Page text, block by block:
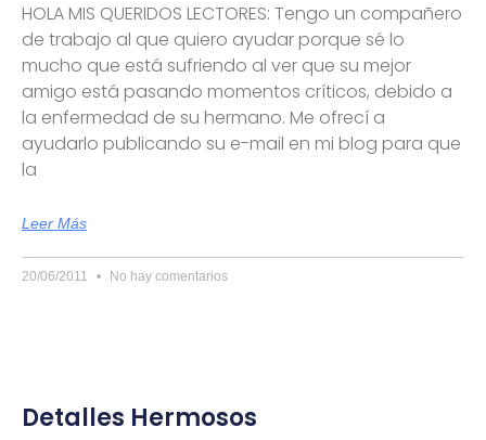
HOLA MIS QUERIDOS LECTORES: Tengo un compañero
de trabajo al que quiero ayudar porque sé lo
mucho que está sufriendo al ver que su mejor
amigo está pasando momentos críticos, debido a
la enfermedad de su hermano. Me ofrecí a
ayudarlo publicando su e-mail en mi blog para que
la
Leer Más
20/06/2011 No hay comentarios
Detalles Hermosos